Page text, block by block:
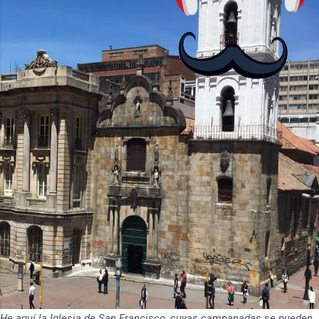
La aplicación Duolingo fue lanzada en
2012 y cuenta con más de 37 millones
de usuarios activos diarios. Desde 2022,
ha empeza...